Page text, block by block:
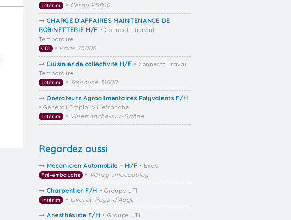
Intérim • Cergy 95800
CHARGE D'AFFAIRES MAINTENANCE DE
ROBINETTERIE H/F • Connectt Travail
Temporaire
CDI • Paris 75000
Cuisinier de collectivité H/F • Connectt Travail
Temporaire
Intérim • Toulouse 31000
Opérateurs Agroalimentaires Polyvalents F/H
• General Emploi Villefranche
Intérim • Villefranche-sur-Saône
Regardez aussi
Mécanicien Automobile – H/F • Exos
Pré-embauche • Vélizy villacoublay
Charpentier F/H • Groupe JTI
Intérim • Livarot-Pays-d'Auge
Anesthésiste F/H • Groupe JTI